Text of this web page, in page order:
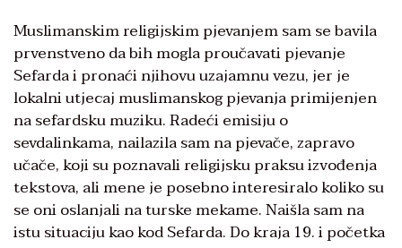
Muslimanskim religijskim pjevanjem sam se bavila
prvenstveno da bih mogla proučavati pjevanje
Sefarda i pronaći njihovu uzajamnu vezu, jer je
lokalni utjecaj muslimanskog pjevanja primijenjen
na sefardsku muziku. Radeći emisiju o
sevdalinkama, nailazila sam na pjevače, zapravo
učače, koji su poznavali religijsku praksu izvođenja
tekstova, ali mene je posebno interesiralo koliko su
se oni oslanjali na turske mekame. Naišla sam na
istu situaciju kao kod Sefarda. Do kraja 19. i početka